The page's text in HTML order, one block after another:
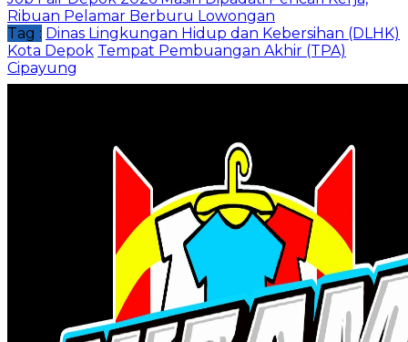
Ribuan Pelamar Berburu Lowongan
Tag : Dinas Lingkungan Hidup dan Kebersihan (DLHK)
Kota Depok Tempat Pembuangan Akhir (TPA)
Cipayung